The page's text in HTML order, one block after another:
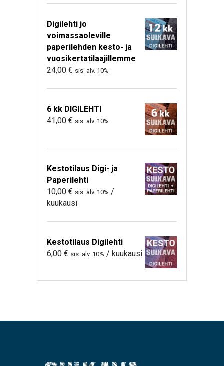
Digilehti jo
voimassaoleville
paperilehden kesto- ja
vuosikertatilaajillemme
24,00 € sis. alv. 10%
6 kk DIGILEHTI
41,00 € sis. alv. 10%
Kestotilaus Digi- ja
Paperilehti
10,00 € sis. alv. 10% /
kuukausi
Kestotilaus Digilehti
6,00 € sis. alv. 10% / kuukausi